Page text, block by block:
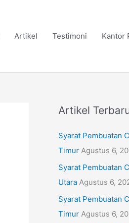
Artikel Testimoni Kantor
Artikel
Syarat Pembuatan
Timur Agustus 6,
Syarat Pembuatan
Utara Agustus 6,
Syarat Pembuatan
Timur Agustus 6,